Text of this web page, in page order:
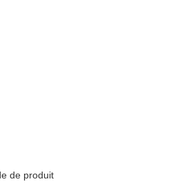
de produit